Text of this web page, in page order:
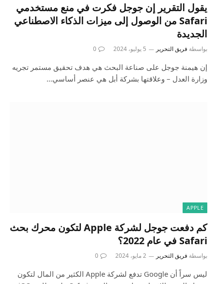
يقول التقرير إن جوجل فكرت في منع مستخدمي
Safari من الوصول إلى ميزات الذكاء الاصطناعي
الجديدة
بواسطة فريق التحرير 5 يوليو، 2024 0
إن هيمنة جوجل على صناعة البحث هي هدف تحقيق مستمر تجريه
وزارة العدل – وعلاقتها بشركة أبل هي عنصر أساسي…
APPLE
كم دفعت جوجل لشركة Apple لتكون محرك بحث
Safari في عام 2022؟
بواسطة فريق التحرير 2 مايو، 2024 0
ليس سراً أن Google تدفع لشركة Apple الكثير من المال لتكون